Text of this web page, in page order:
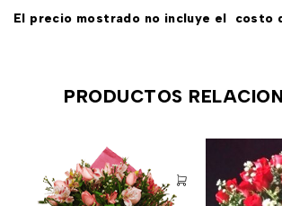
El precio mostrado no incluye el costo
PRODUCTOS